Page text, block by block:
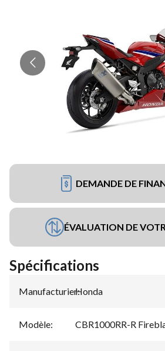
DEMANDE DE
ÉVALUATION DE
Spécifications
Manufacturier:
Honda
Modèle: CBR1000RR-R